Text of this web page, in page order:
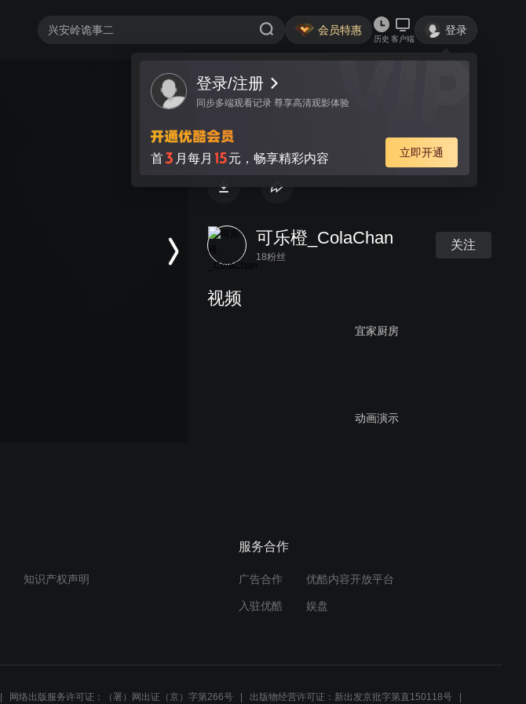
会员特惠
历史 客户端
登录
登录/注册
同步多端观看记录 尊享高清观影体验
首3 月每月 15元，畅享精彩内容 立即开通
视频 讨论
Sketch symbol
可乐橙_ColaChan
18粉丝
关注
视频
宜家厨房
动画演示
知识产权声明
服务合作
广告合作 优酷内容开放平台
入驻优酷 娱盘
网络出版服务许可证：（署）网出证（京）字第266号 出版物经营许可证：新出发京批字第直150118号